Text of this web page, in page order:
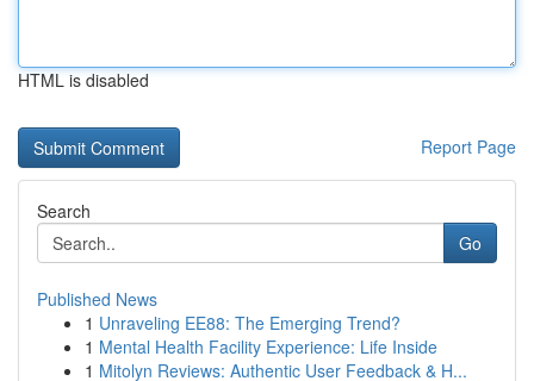
HTML is disabled
Report Page
Search
Go
Published News
1 Unraveling EE88: The Emerging Trend?
1 Mental Health Facility Experience: Life Inside
1 Mitolyn Reviews: Authentic User Feedback & H...